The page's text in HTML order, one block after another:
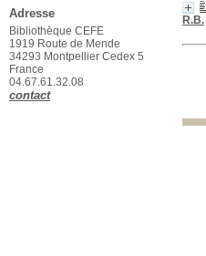
R.B.
07_Climatologie
07_Climatologie
12_Sciences_du_sol
12_Sciences_du_sol
13_Physiologie_végétale
13_Physiologie_végétale
[9]
15_Ecologie_générale
15_Ecologie_générale
16_Ecologie_végétale
16_Ecologie_végétale
Adresse
Bibliothèque CEFE
1919 Route de Mende
34293 Montpellier Cedex 5
France
04.67.61.32.08
contact